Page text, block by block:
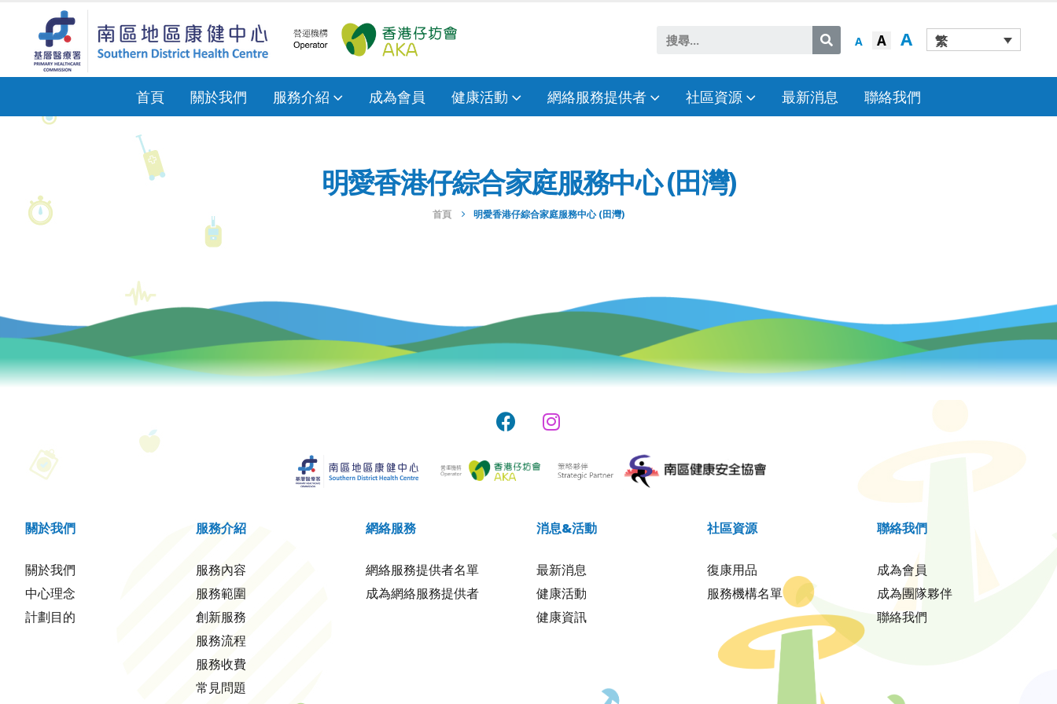
A A A 繁
首頁 關於我們 服務介紹 成為會員 健康活動 網絡服務提供者 社區資源 最新消息 聯絡我們
明愛香港仔綜合家庭服務中心 (田灣)
首頁 明愛香港仔綜合家庭服務中心 (田灣)
關於我們
關於我們
中心理念
計劃目的
服務介紹
服務內容
服務範圍
創新服務
服務流程
服務收費
常見問題
網絡服務
網絡服務提供者名單
成為網絡服務提供者
消息&活動
最新消息
健康活動
健康資訊
社區資源
復康用品
服務機構名單
聯絡我們
成為會員
成為團隊夥伴
聯絡我們